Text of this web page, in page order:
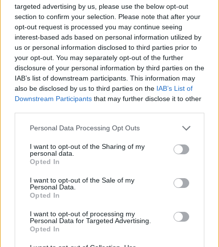
targeted advertising by us, please use the below opt-out
section to confirm your selection. Please note that after your
opt-out request is processed you may continue seeing
interest-based ads based on personal information utilized by
us or personal information disclosed to third parties prior to
your opt-out. You may separately opt-out of the further
disclosure of your personal information by third parties on the
IAB’s list of downstream participants. This information may
also be disclosed by us to third parties on the IAB’s List of
Downstream Participants that may further disclose it to other
Personal Data Processing Opt Outs
I want to opt-out of the Sharing of my
personal data.
Opted In
I want to opt-out of the Sale of my
Personal Data.
Opted In
I want to opt-out of processing my
Personal Data for Targeted Advertising.
Opted In
ΔΕΙΤΕ ΕΠΙΣΗΣ
ΣΤΗΝ ΙΔΙΑ ΚΑΤΗΓΟΡΙΑ
Γιατί τα κομπλιμέντα σε
φέρνουν σε δύσκολη θέση (και
τι λέει η ψυχολογία)
Από πού ξεκινά η αμηχανία όταν σε
επαινούν
3 σημάδια πως χρειάζεσαι
Το σώμα σου σου στέλνει μηνύματα… το
Χαμηλός σίδηρος; Τα 4 σημάδια
που δεν πρέπει ποτέ να